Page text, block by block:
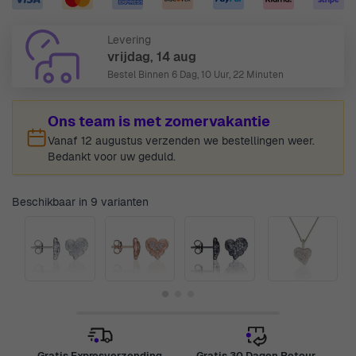
Levering
vrijdag, 14 aug
Bestel Binnen 6 Dag, 10 Uur, 22 Minuten
Ons team is met zomervakantie
Vanaf 12 augustus verzenden we bestellingen weer.
Bedankt voor uw geduld.
Beschikbaar in 9 varianten